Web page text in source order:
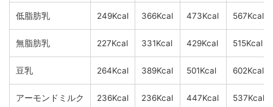
低脂肪乳 249Kcal 366Kcal 473Kcal 567Kcal
無脂肪乳 227Kcal 331Kcal 429Kcal 515Kcal
豆乳 264Kcal 389Kcal 501Kcal 602Kcal
アーモンドミルク 236Kcal 236Kcal 447Kcal 537Kcal